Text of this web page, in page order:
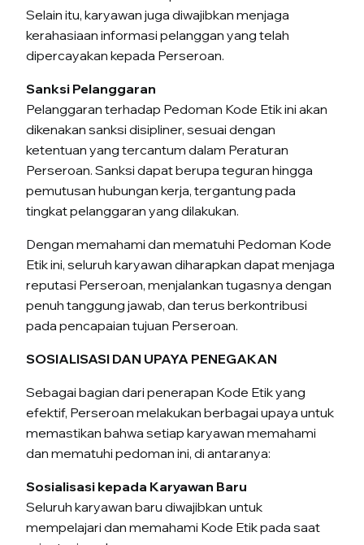
Selain itu, karyawan juga diwajibkan menjaga
kerahasiaan informasi pelanggan yang telah
dipercayakan kepada Perseroan.
Sanksi Pelanggaran
Pelanggaran terhadap Pedoman Kode Etik ini akan
dikenakan sanksi disipliner, sesuai dengan
ketentuan yang tercantum dalam Peraturan
Perseroan. Sanksi dapat berupa teguran hingga
pemutusan hubungan kerja, tergantung pada
tingkat pelanggaran yang dilakukan.
Dengan memahami dan mematuhi Pedoman Kode
Etik ini, seluruh karyawan diharapkan dapat menjaga
reputasi Perseroan, menjalankan tugasnya dengan
penuh tanggung jawab, dan terus berkontribusi
pada pencapaian tujuan Perseroan.
SOSIALISASI DAN UPAYA PENEGAKAN
Sebagai bagian dari penerapan Kode Etik yang
efektif, Perseroan melakukan berbagai upaya untuk
memastikan bahwa setiap karyawan memahami
dan mematuhi pedoman ini, di antaranya:
Sosialisasi kepada Karyawan Baru
Seluruh karyawan baru diwajibkan untuk
mempelajari dan memahami Kode Etik pada saat